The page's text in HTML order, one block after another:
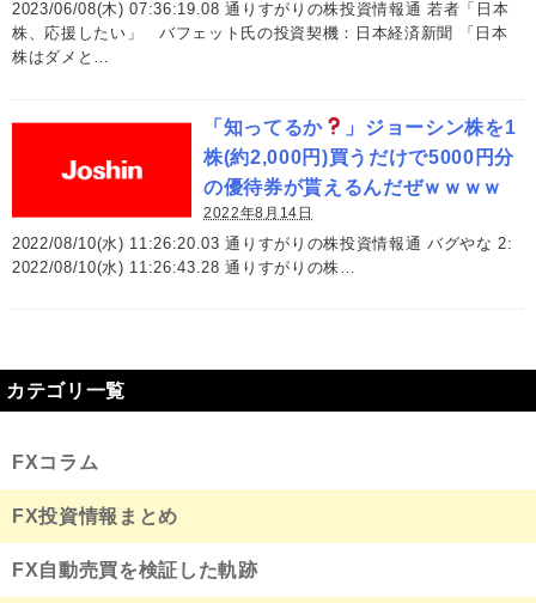
2023/06/08(木) 07:36:19.08 通りすがりの株投資情報通 若者「日本
株、応援したい」 バフェット氏の投資契機：日本経済新聞 「日本
株はダメと…
「知ってるか
」ジョーシン株を1
株(約2,000円)買うだけで5000円分
の優待券が貰えるんだぜｗｗｗｗ
2022年8月14日
2022/08/10(水) 11:26:20.03 通りすがりの株投資情報通 バグやな 2:
2022/08/10(水) 11:26:43.28 通りすがりの株…
カテゴリ一覧
FXコラム
FX投資情報まとめ
FX自動売買を検証した軌跡